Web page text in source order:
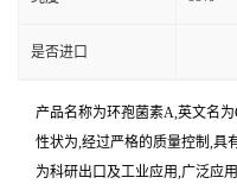
是否进口
产品名称为环孢菌素A,英文名为
性状为,经过严格的质量控制,具
为科研出口及工业应用,广泛应